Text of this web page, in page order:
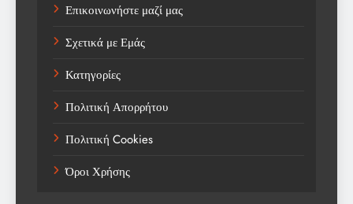
Trending
Weather
Αγορά
Αγορά Εργασίας
Αγροτικά Νέα
Αεροπορία
Επικοινωνήστε μαζί μας
Σχετικά με Εμάς
Κατηγορίες
Πολιτική Απορρήτου
Πολιτική Cookies
Όροι Χρήσης